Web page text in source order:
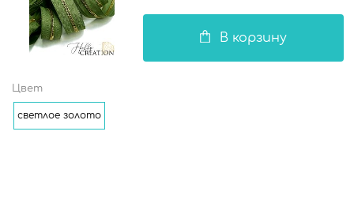
В корзину
Цвет
светлое золото